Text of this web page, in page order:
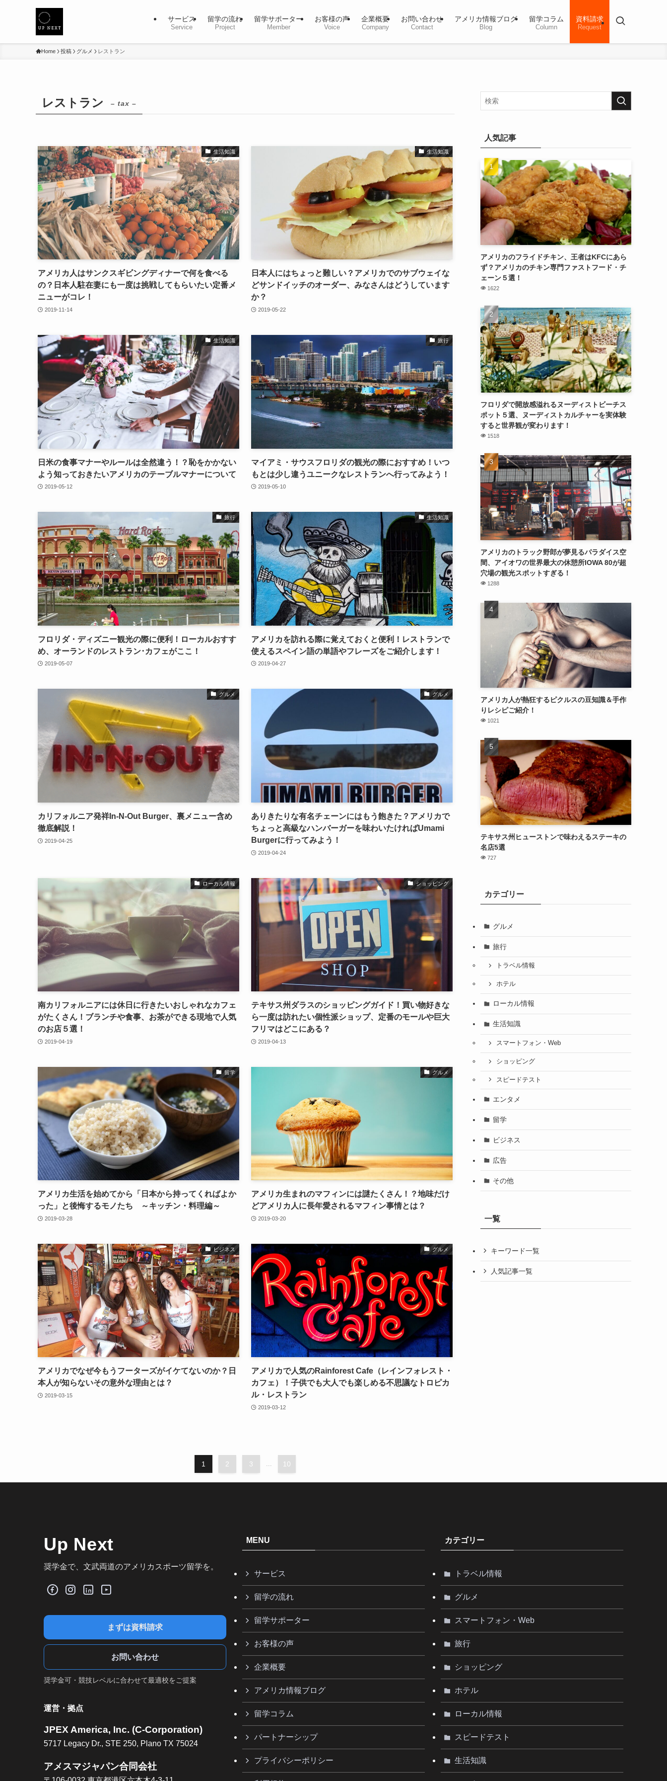
サービス
Service
留学の流れ
Project
留学サポーター
Member
お客様の声
Voice
企業概要
Company
お問い合わせ
Contact
アメリカ情報ブログ
Blog
留学コラム
Column
資料請求
Request
Home 投稿 グルメ レストラン
レストラン – tax –
生活知識
アメリカ人はサンクスギビングディナーで何を食べる
の？日本人駐在妻にも一度は挑戦してもらいたい定番メ
ニューがコレ！
2019-11-14
生活知識
日本人にはちょっと難しい？アメリカでのサブウェイな
どサンドイッチのオーダー、みなさんはどうしています
か？
2019-05-22
生活知識
日米の食事マナーやルールは全然違う！？恥をかかない
よう知っておきたいアメリカのテーブルマナーについて
2019-05-12
旅行
マイアミ・サウスフロリダの観光の際におすすめ！いつ
もとは少し違うユニークなレストランへ行ってみよう！
2019-05-10
旅行
フロリダ・ディズニー観光の際に便利！ローカルおすす
め、オーランドのレストラン･カフェがここ！
2019-05-07
生活知識
アメリカを訪れる際に覚えておくと便利！レストランで
使えるスペイン語の単語やフレーズをご紹介します！
2019-04-27
グルメ
カリフォルニア発祥In-N-Out Burger、裏メニュー含め
徹底解説！
2019-04-25
グルメ
ありきたりな有名チェーンにはもう飽きた？アメリカで
ちょっと高級なハンバーガーを味わいたければUmami
Burgerに行ってみよう！
2019-04-24
ローカル情報
南カリフォルニアには休日に行きたいおしゃれなカフェ
がたくさん！ブランチや食事、お茶ができる現地で人気
のお店５選！
2019-04-19
ショッピング
テキサス州ダラスのショッピングガイド！買い物好きな
ら一度は訪れたい個性派ショップ、定番のモールや巨大
フリマはどこにある？
2019-04-13
留学
アメリカ生活を始めてから「日本から持ってくればよか
った」と後悔するモノたち ～キッチン・料理編～
2019-03-28
グルメ
アメリカ生まれのマフィンには謎たくさん！？地味だけ
どアメリカ人に長年愛されるマフィン事情とは？
2019-03-20
ビジネス
アメリカでなぜ今もうフーターズがイケてないのか？日
本人が知らないその意外な理由とは？
2019-03-15
グルメ
アメリカで人気のRainforest Cafe（レインフォレスト・
カフェ）！子供でも大人でも楽しめる不思議なトロピカ
ル・レストラン
2019-03-12
1 2 3 10
人気記事
アメリカのフライドチキン、王者はKFCにあら
ず？アメリカのチキン専門ファストフード・チ
ェーン５選！
1622
フロリダで開放感溢れるヌーディストビーチス
ポット５選、ヌーディストカルチャーを実体験
すると世界観が変わります！
1518
アメリカのトラック野郎が夢見るパラダイス空
間、アイオワの世界最大の休憩所IOWA 80が超
穴場の観光スポットすぎる！
1288
アメリカ人が熱狂するピクルスの豆知識＆手作
りレシピご紹介！
1021
テキサス州ヒューストンで味わえるステーキの
名店5選
727
カテゴリー
グルメ
旅行
トラベル情報
ホテル
ローカル情報
生活知識
スマートフォン・Web
ショッピング
スピードテスト
エンタメ
留学
ビジネス
広告
その他
一覧
キーワード一覧
人気記事一覧
Up Next
奨学金で、文武両道のアメリカスポーツ留学を。
まずは資料請求
お問い合わせ
奨学金可・競技レベルに合わせて最適校をご提案
運営・拠点
JPEX America, Inc. (C-Corporation)
5717 Legacy Dr., STE 250, Plano TX 75024
アメスマジャパン合同会社
MENU
サービス
留学の流れ
留学サポーター
お客様の声
企業概要
アメリカ情報ブログ
留学コラム
パートナーシップ
プライバシーポリシー
カテゴリー
トラベル情報
グルメ
スマートフォン・Web
旅行
ショッピング
ホテル
ローカル情報
スピードテスト
生活知識